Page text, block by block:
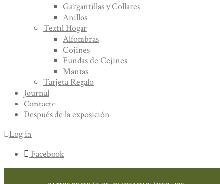
Gargantillas y Collares
Anillos
Textil Hogar
Alfombras
Cojines
Fundas de Cojines
Mantas
Tarjeta Regalo
Journal
Contacto
Después de la exposición
Log in
Facebook